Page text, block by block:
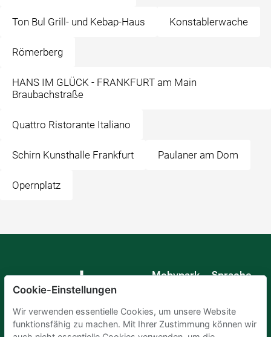
Ton Bul Grill- und Kebap-Haus Konstablerwache
Römerberg
HANS IM GLÜCK - FRANKFURT am Main
Braubachstraße
Quattro Ristorante Italiano
Schirn Kunsthalle Frankfurt Paulaner am Dom
Opernplatz
Mobypark
Sprache
Spanisch
Französisch
Cookie-Einstellungen
Wir verwenden essentielle Cookies, um unsere Website
funktionsfähig zu machen. Mit Ihrer Zustimmung können wir